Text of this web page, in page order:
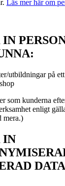
Läs mer här om
utbildningar på
som kunderna
enligt
mera.)
IN